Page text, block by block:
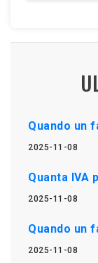
Quando un
2025-11-08
Quanta IVA
2025-11-08
Quando un
2025-11-08